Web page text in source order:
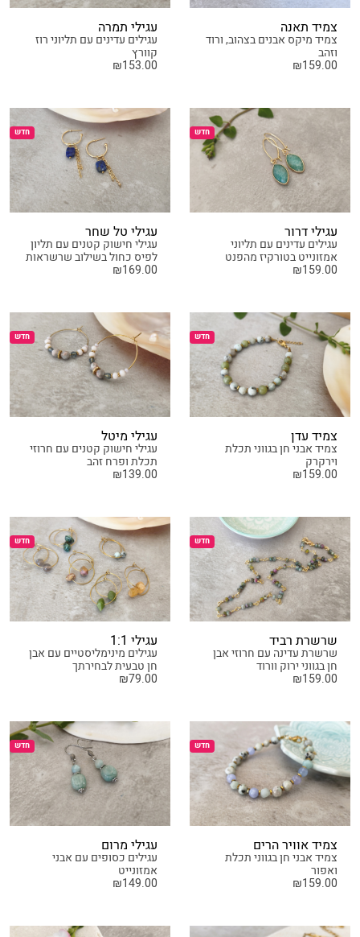
צמיד תאנה
צמיד מיקס אבנים בצהוב, ורוד
וזהב
₪159.00
עגילי תמרה
עגילים עדינים עם תליוני רוז
קוורץ
₪153.00
חדש
עגילי דרור
עגילים עדינים עם תליוני
אמזונייט בטורקיז מהפנט
₪159.00
חדש
עגילי טל שחר
עגילי חישוק קטנים עם תליון
לפיס כחול בשילוב שרשראות
₪169.00
חדש
צמיד עדן
צמיד אבני חן בגווני תכלת
וירקרק
₪159.00
חדש
עגילי מיטל
עגילי חישוק קטנים עם חרוזי
תכלת ופרח זהב
₪139.00
חדש
שרשרת רביד
שרשרת עדינה עם חרוזי אבן
חן בגווני ירוק וורוד
₪159.00
חדש
עגילי 1:1
עגילים מינימליסטיים עם אבן
חן טבעית לבחירתך
₪79.00
חדש
צמיד אוויר הרים
צמיד אבני חן בגווני תכלת
ואפור
₪159.00
חדש
עגילי מרום
עגילים כסופים עם אבני
אמזונייט
₪149.00